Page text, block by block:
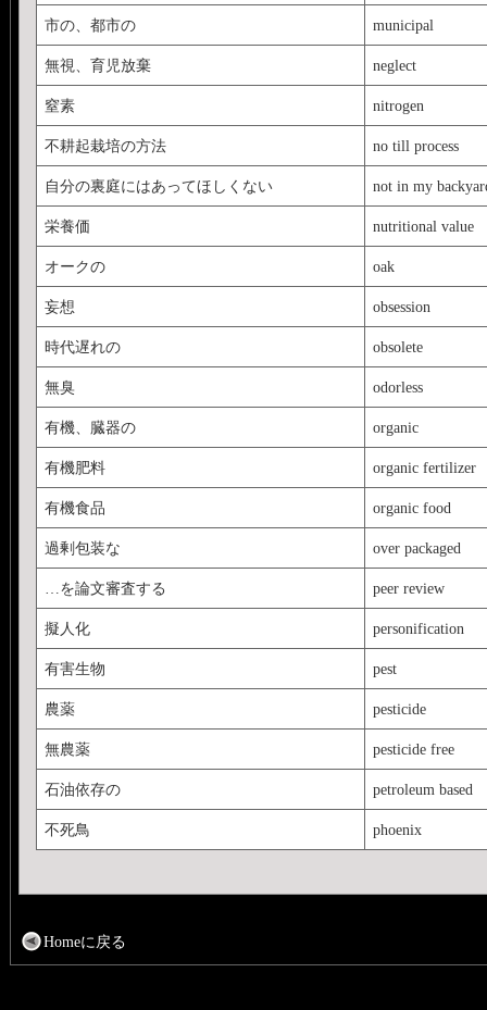
市の、都市の municipal
無視、育児放棄 neglect
窒素 nitrogen
不耕起栽培の方法 no till process
自分の裏庭にはあってほしくない not in my
栄養価 nutritional value
オークの oak
妄想 obsession
時代遅れの obsolete
無臭 odorless
有機、臓器の organic
有機肥料 organic fertilizer
有機食品 organic food
過剰包装な over packaged
…を論文審査する peer review
擬人化 personification
有害生物 pest
農薬 pesticide
無農薬 pesticide free
石油依存の petroleum based
不死鳥 phoenix
Homeに戻る